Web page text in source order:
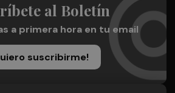
al Boletín
a primera hora en tu email
suscribirme!